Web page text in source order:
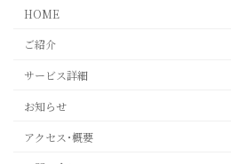
HOME
ご紹介
サービス詳細
お知らせ
アクセス･概要